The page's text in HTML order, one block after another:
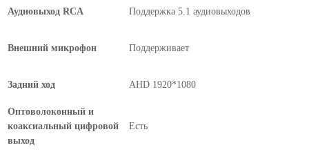
Аудиовыход RCA Поддержка 5.1 аудиовыходов
Внешний микрофон Поддерживает
Задний ход AHD 1920*1080
Оптоволоконный и
коаксиальный цифровой
выход
Есть